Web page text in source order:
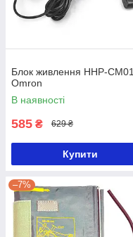
Блок живлення HHP-CM01,
Omron
В наявності
585 ₴ 629 ₴
Купити
–7%